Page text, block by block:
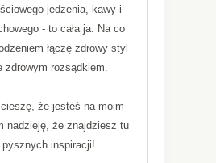
jedzenia, kawy i
- to cała ja. Na co
łączę zdrowy styl
zdrowym rozsądkiem.
że jesteś na moim
nadzieję, że znajdziesz tu
pysznych inspiracji!